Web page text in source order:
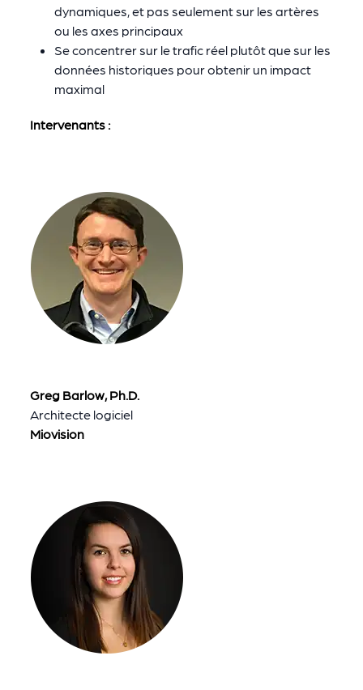
dynamiques, et pas seulement sur les artères
ou les axes principaux
Se concentrer sur le trafic réel plutôt que sur les
données historiques pour obtenir un impact
maximal
Intervenants :
Greg Barlow, Ph.D.
Architecte logiciel
Miovision